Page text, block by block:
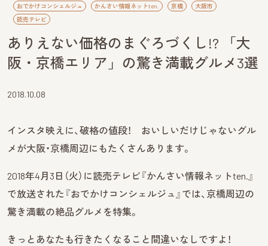
おでかけコンシェルジュ かんさい情報ネットten. 京橋
大阪市
読売テレビ
ありえない価格のまぐろづくし!? 「大
阪・京橋エリア」の驚き満載グルメ3選
2018.10.08
インスタ映えに、破格の値段！ おいしいだけじゃないグル
メが大阪・京橋周辺にもたくさんあります。
2018年4月3日（火）に読売テレビ『かんさい情報ネットten.』
で放送された『おでかけコンシェルジュ』では、京橋周辺の
驚き満載の絶品グルメを特集。
きっとあなたも行きたくなること間違いなしですよ！